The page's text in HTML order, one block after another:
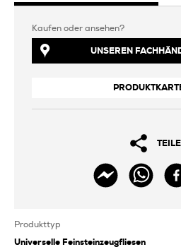
Kaufen oder ansehen?
UNSEREN
Produkttyp
Universelle Feinsteinzeugfliesen